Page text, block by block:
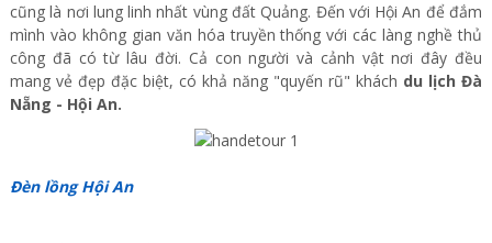
cũng là nơi lung linh nhất vùng đất Quảng. Đến với Hội An đểđắm
mình vào không gian văn hóa truyền thống với các làng nghề thủ
công đã có từlâu đời. Cả con người và cảnh vật nơi đây đều
mang vẻ đẹp đặc biệt, có khả năng "quyến rũ" khách du lịch Đà
Nẵng - Hội An.
Đèn lồng Hội An